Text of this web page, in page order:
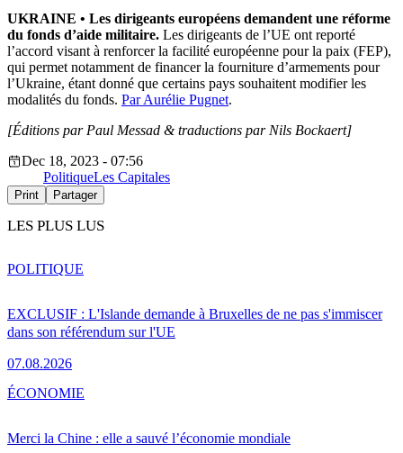
UKRAINE • Les dirigeants européens demandent une réforme
du fonds d’aide militaire. Les dirigeants de l’UE ont reporté
l’accord visant à renforcer la facilité européenne pour la paix (FEP),
qui permet notamment de financer la fourniture d’armements pour
l’Ukraine, étant donné que certains pays souhaitent modifier les
modalités du fonds. Par Aurélie Pugnet.
[Éditions par Paul Messad & traductions par Nils Bockaert]
Dec 18, 2023 - 07:56
PolitiqueLes Capitales
Print Partager
LES PLUS LUS
EXCLUSIF : L'Islande demande à Bruxelles de ne pas s'immiscer
dans son référendum sur l'UE
07.08.2026
POLITIQUE
Merci la Chine : elle a sauvé l’économie mondiale
ÉCONOMIE